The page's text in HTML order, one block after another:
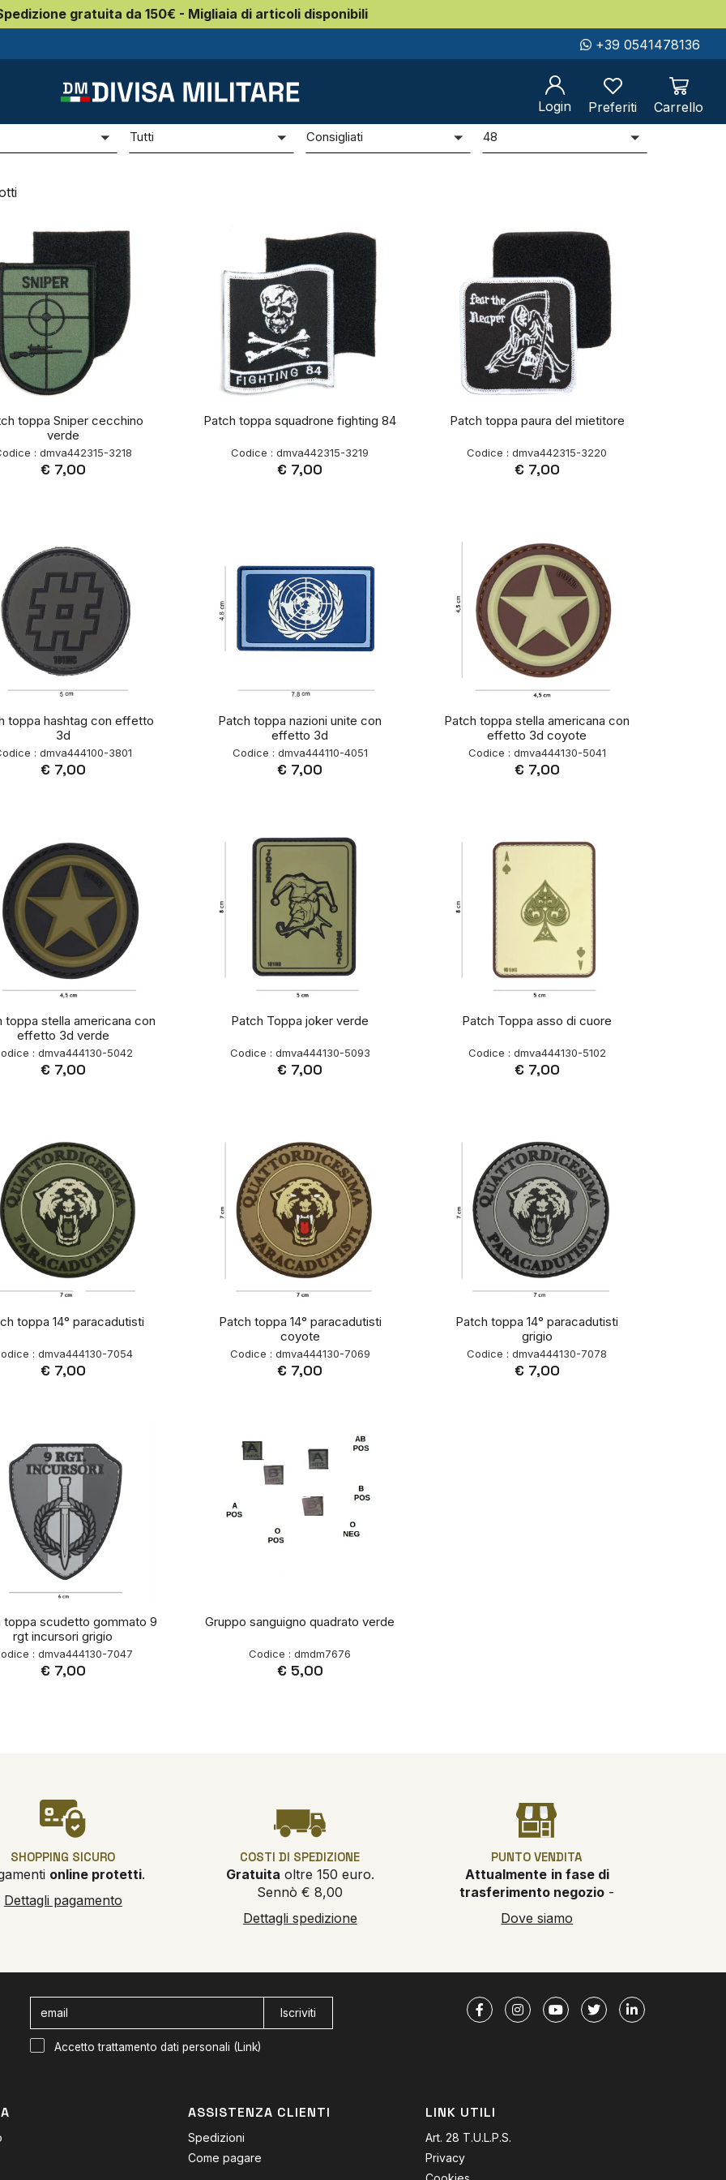
gratuita da 150€ - Migliaia di articoli disponibili
+39 0541478136
Login Preferiti Carrello
Tutti Consigliati
Prodotti per pag
48
toppa Sniper cecchino
verde
: dmva442315-3218
€ 7,00
Patch toppa squadrone fighting 84
Codice : dmva442315-3219
€ 7,00
Patch toppa paura del mietitore
Codice : dmva442315-3220
€ 7,00
toppa hashtag con effetto
3d
: dmva444100-3801
€ 7,00
Patch toppa nazioni unite con
effetto 3d
Codice : dmva444110-4051
€ 7,00
Patch toppa stella americana con
effetto 3d coyote
Codice : dmva444130-5041
€ 7,00
toppa stella americana con
effetto 3d verde
: dmva444130-5042
€ 7,00
Patch Toppa joker verde
Codice : dmva444130-5093
€ 7,00
Patch Toppa asso di cuore
Codice : dmva444130-5102
€ 7,00
toppa 14° paracadutisti
: dmva444130-7054
€ 7,00
Patch toppa 14° paracadutisti
coyote
Codice : dmva444130-7069
€ 7,00
Patch toppa 14° paracadutisti
grigio
Codice : dmva444130-7078
€ 7,00
toppa scudetto gommato 9
rgt incursori grigio
: dmva444130-7047
€ 7,00
Gruppo sanguigno quadrato verde
Codice : dmdm7676
€ 5,00
SHOPPING SICURO
online protetti.
Dettagli pagamento
COSTI DI SPEDIZIONE
Gratuita oltre 150 euro.
Sennò € 8,00
Dettagli spedizione
PUNTO VENDITA
Attualmente in fase di
trasferimento negozio -
Dove siamo
Iscriviti
Accetto trattamento dati personali (Link)
ASSISTENZA CLIENTI
Spedizioni
Come pagare
LINK UTILI
Art. 28 T.U.L.P.S.
Privacy